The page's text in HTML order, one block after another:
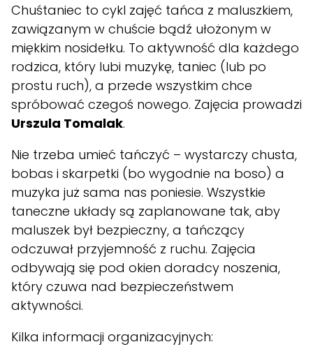
Chuśtaniec to cykl zajęć tańca z maluszkiem,
zawiązanym w chuście bądź ułożonym w
miękkim nosidełku. To aktywność dla każdego
rodzica, który lubi muzykę, taniec (lub po
prostu ruch), a przede wszystkim chce
spróbować czegoś nowego. Zajęcia prowadzi
Urszula Tomalak.
Nie trzeba umieć tańczyć – wystarczy chusta,
bobas i skarpetki (bo wygodnie na boso) a
muzyka już sama nas poniesie. Wszystkie
taneczne układy są zaplanowane tak, aby
maluszek był bezpieczny, a tańczący
odczuwał przyjemność z ruchu. Zajęcia
odbywają się pod okien doradcy noszenia,
który czuwa nad bezpieczeństwem
aktywności.
Kilka informacji organizacyjnych: